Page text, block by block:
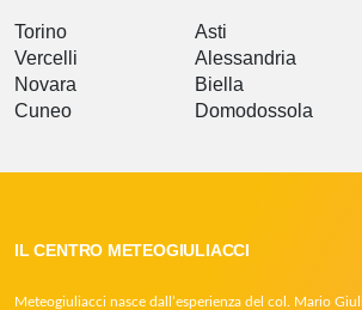
Torino
Vercelli
Novara
Cuneo
Asti
Alessandria
Biella
Domodossola
IL CENTRO METEOGIULIACCI
Meteogiuliacci nasce dall’esperienza del col. Mario